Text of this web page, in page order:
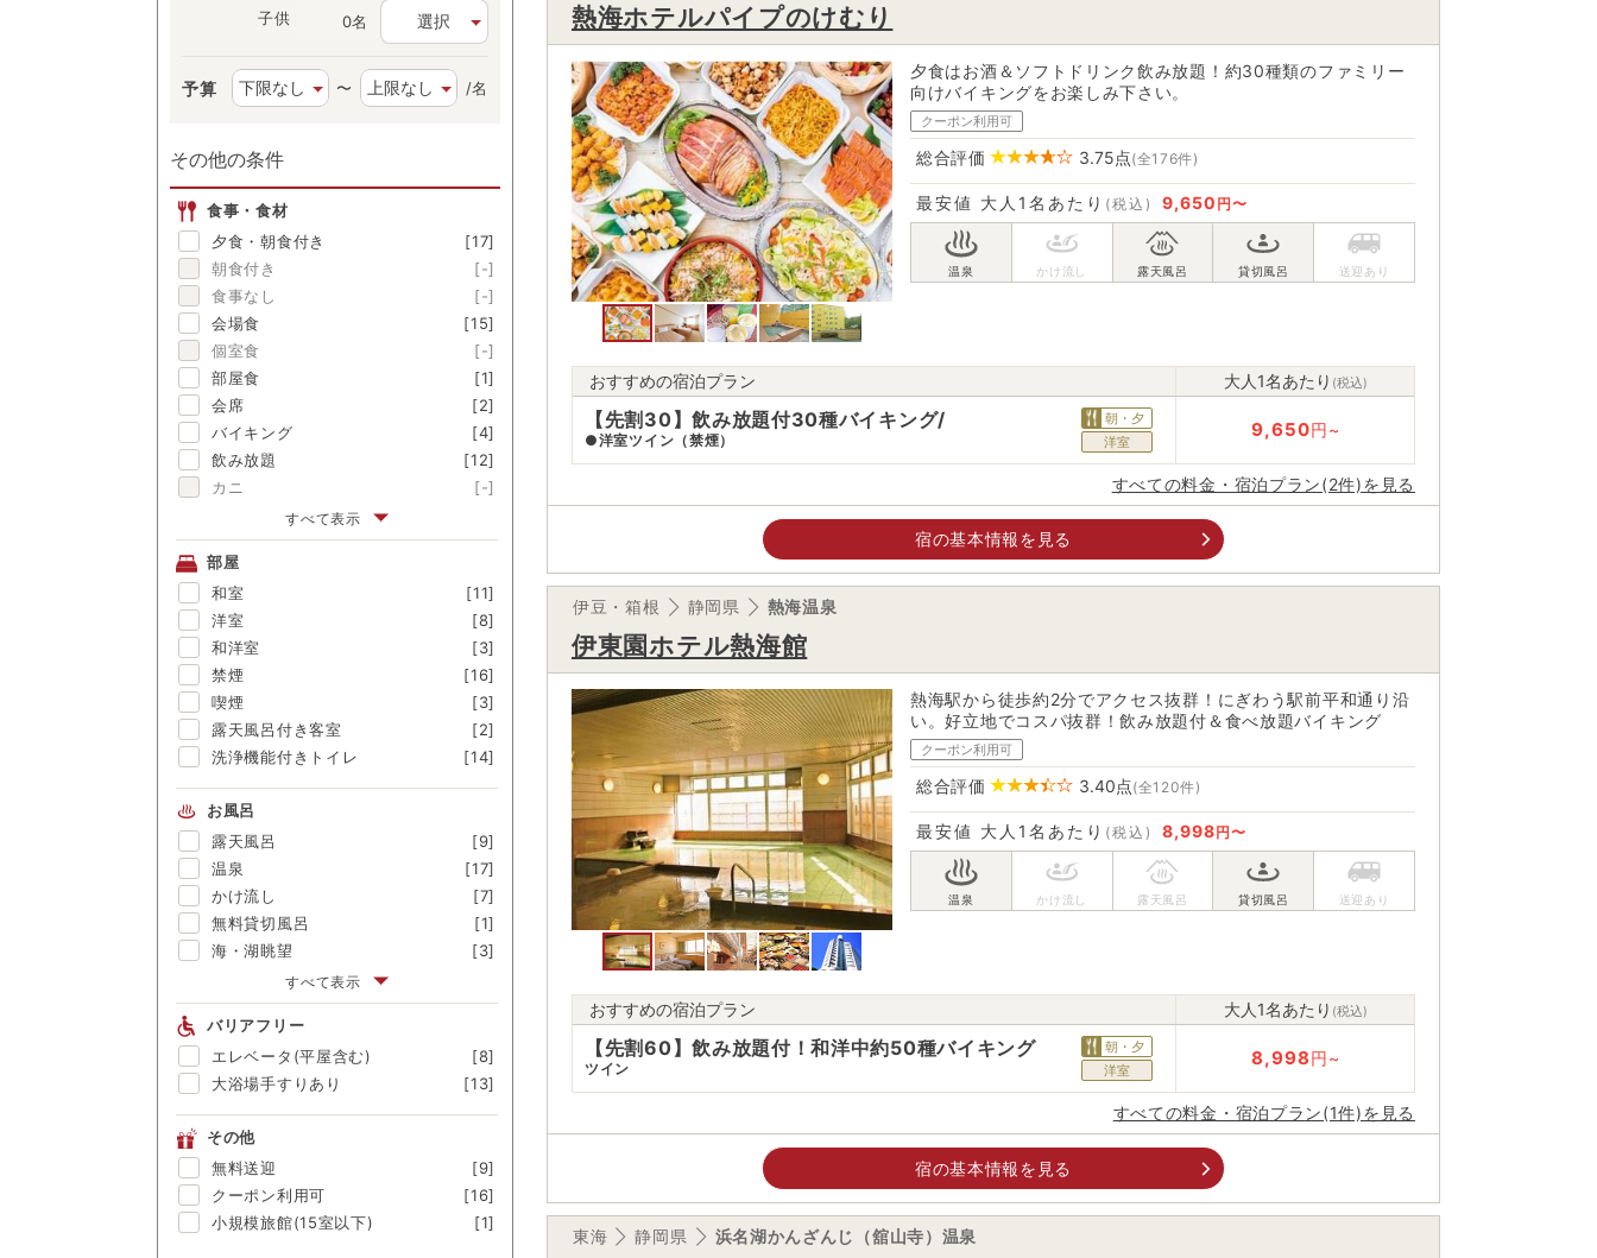
子供 名 選択
予算 〜 /名
その他の条件
食事・食材
夕食・朝食付き
[17]
朝食付き
[-]
食事なし
[-]
会場食
[15]
個室食
[-]
部屋食
[1]
会席
[2]
バイキング
[4]
飲み放題
[12]
カニ
[-]
アワビ
[1]
金目鯛
舟盛
[-]
ブランド牛
[-]
囲炉裏料理
[-]
松茸
[-]
すべて表示
部屋
和室
[11]
洋室
[8]
和洋室
[3]
禁煙
[16]
喫煙
[3]
露天風呂付き客室
[2]
洗浄機能付きトイレ
[14]
お風呂
露天風呂
[9]
温泉
[17]
かけ流し
[7]
無料貸切風呂
[1]
海・湖眺望
[3]
富士山眺望
渓流眺望
[-]
にごり湯
美肌の湯
[4]
すべて表示
バリアフリー
エレベータ(平屋含む)
[8]
大浴場手すりあり
[13]
その他
無料送迎
[9]
クーポン利用可
[16]
小規模旅館(15室以下)
[1]
熱海ホテルパイプのけむり
夕食はお酒＆ソフトドリンク飲み放題！約30種類のファミリー
向けバイキングをお楽しみ下さい。
クーポン利用可
総合評価 3.75点(全176件)
最安値 大人1名あたり (税込) 9,650 円〜
おすすめの宿泊プラン 大人1名あたり (税込)
【先割30】飲み放題付30種バイキング/
●洋室ツイン（禁煙）
朝・夕
洋室
9,650円~
すべての料金・宿泊プラン(2件)を見る
宿の基本情報を見る
伊豆・箱根 静岡県 熱海温泉
伊東園ホテル熱海館
熱海駅から徒歩約2分でアクセス抜群！にぎわう駅前平和通り沿
い。好立地でコスパ抜群！飲み放題付＆食べ放題バイキング
クーポン利用可
総合評価 3.40点(全120件)
最安値 大人1名あたり (税込) 8,998円〜
おすすめの宿泊プラン 大人1名あたり (税込)
【先割60】飲み放題付！和洋中約50種バイキング
ツイン
朝・夕
洋室
8,998円~
すべての料金・宿泊プラン(1件)を見る
宿の基本情報を見る
東海 静岡県 浜名湖かんざんじ（舘山寺）温泉